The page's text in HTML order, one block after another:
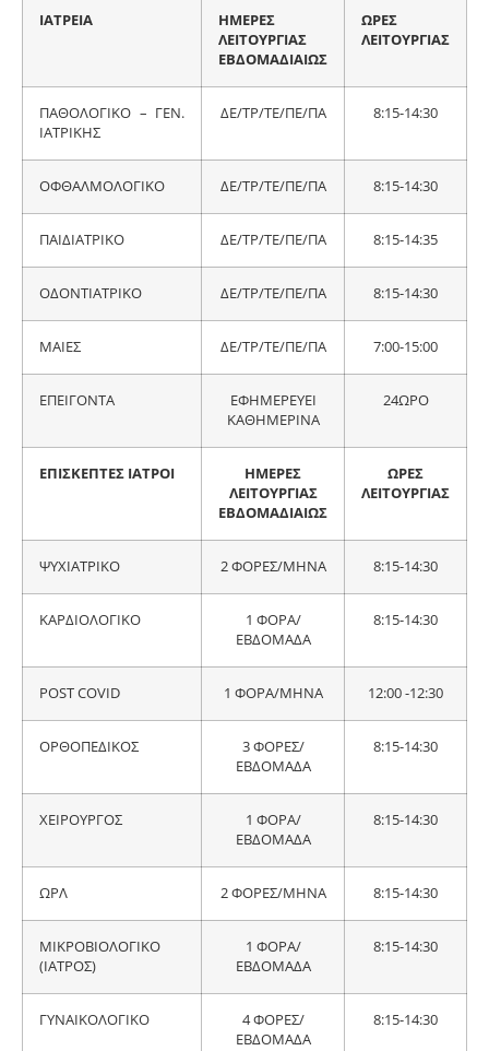
ΙΑΤΡΕΙΑ
ΗΜΕΡΕΣ
ΛΕΙΤΟΥΡΓΙΑΣ
ΕΒΔΟΜΑΔΙΑΙΩΣ
ΩΡΕΣ
ΛΕΙΤΟΥΡΓΙΑΣ
ΠΑΘΟΛΟΓΙΚΟ – ΓΕΝ.
ΙΑΤΡΙΚΗΣ
ΔΕ/ΤΡ/ΤΕ/ΠΕ/ΠΑ 8:15-14:30
ΟΦΘΑΛΜΟΛΟΓΙΚΟ ΔΕ/ΤΡ/ΤΕ/ΠΕ/ΠΑ 8:15-14:30
ΠΑΙΔΙΑΤΡΙΚΟ ΔΕ/ΤΡ/ΤΕ/ΠΕ/ΠΑ 8:15-14:35
ΟΔΟΝΤΙΑΤΡΙΚΟ ΔΕ/ΤΡ/ΤΕ/ΠΕ/ΠΑ 8:15-14:30
ΜΑΙΕΣ ΔΕ/ΤΡ/ΤΕ/ΠΕ/ΠΑ 7:00-15:00
ΕΠΕΙΓΟΝΤΑ
ΕΦΗΜΕΡΕΥΕΙ
ΚΑΘΗΜΕΡΙΝΑ
24ΩΡΟ
ΕΠΙΣΚΕΠΤΕΣ ΙΑΤΡΟΙ
ΗΜΕΡΕΣ
ΛΕΙΤΟΥΡΓΙΑΣ
ΕΒΔΟΜΑΔΙΑΙΩΣ
ΩΡΕΣ
ΛΕΙΤΟΥΡΓΙΑΣ
ΨΥΧΙΑΤΡΙΚΟ 2 ΦΟΡΕΣ/ΜΗΝΑ 8:15-14:30
ΚΑΡΔΙΟΛΟΓΙΚΟ
1 ΦΟΡΑ/
ΕΒΔΟΜΑΔΑ
8:15-14:30
POST COVID 1 ΦΟΡΑ/ΜΗΝΑ 12:00 -12:30
ΟΡΘΟΠΕΔΙΚΟΣ
3 ΦΟΡΕΣ/
ΕΒΔΟΜΑΔΑ
8:15-14:30
ΧΕΙΡΟΥΡΓΟΣ
1 ΦΟΡΑ/
ΕΒΔΟΜΑΔΑ
8:15-14:30
ΩΡΛ 2 ΦΟΡΕΣ/ΜΗΝΑ 8:15-14:30
ΜΙΚΡΟΒΙΟΛΟΓΙΚΟ
(ΙΑΤΡΟΣ)
1 ΦΟΡΑ/
ΕΒΔΟΜΑΔΑ
8:15-14:30
ΓΥΝΑΙΚΟΛΟΓΙΚΟ
4 ΦΟΡΕΣ/
ΕΒΔΟΜΑΔΑ
8:15-14:30